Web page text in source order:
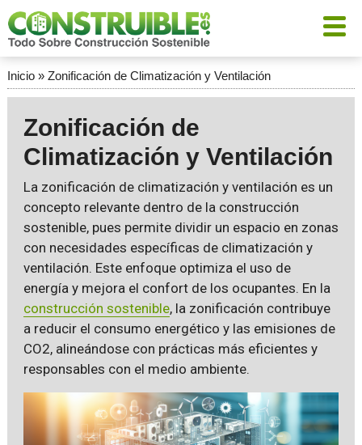
Inicio» Zonificación de Climatización y Ventilación
Zonificación de
Climatización y Ventilación
La zonificación de climatización y ventilación es un
concepto relevante dentro de la construcción
sostenible, pues permite dividir un espacio en zonas
con necesidades específicas de climatización y
ventilación. Este enfoque optimiza el uso de
energía y mejora el confort de los ocupantes. En la
construcción sostenible, la zonificación contribuye
a reducir el consumo energético y las emisiones de
CO2, alineándose con prácticas más eficientes y
responsables con el medio ambiente.